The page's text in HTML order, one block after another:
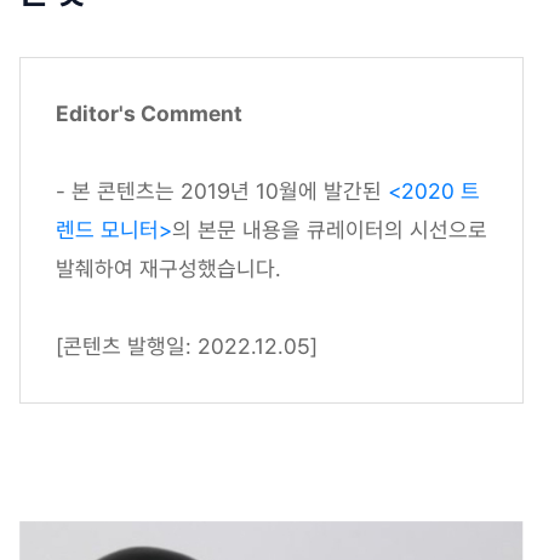
Editor's Comment
- 본 콘텐츠는 2019년 10월에 발간된 <2020 트
렌드 모니터>의 본문 내용을 큐레이터의 시선으로
발췌하여 재구성했습니다.
[콘텐츠 발행일: 2022.12.05]